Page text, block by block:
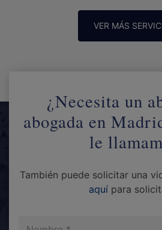
VER MÁS
¿Necesita un
abogada en
le
También puede solicitar una
aquípara